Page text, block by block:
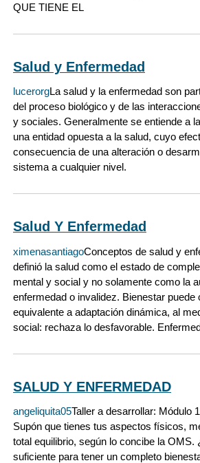
QUE TIENE EL
Salud y Enfermedad
lucerorgLa salud y la enfermedad son
del proceso biológico y de las
y sociales. Generalmente se entiende a
una entidad opuesta a la salud, cuyo
consecuencia de una alteración o
sistema a cualquier nivel.
Salud Y Enfermedad
ximenasantiagoConceptos de salud y
definió la salud como el estado de
mental y social y no solamente como la
enfermedad o invalidez. Bienestar
equivalente a adaptación dinámica, al
social: rechaza lo desfavorable.
SALUD Y ENFERMEDAD
angeliquita05Taller a desarrollar: Módulo
Supón que tienes tus aspectos físicos,
total equilibrio, según lo concibe la OMS.
suficiente para tener un completo